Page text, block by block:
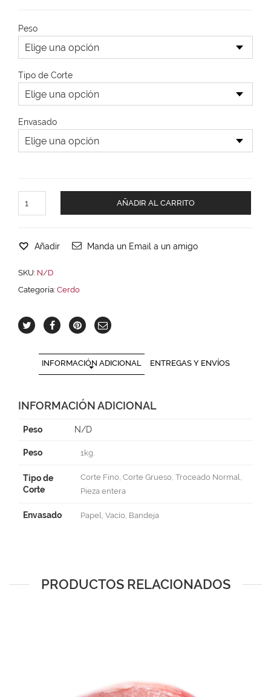
Peso
Tipo de Corte
Envasado
AÑADIR AL CARRITO
Añadir Manda un Email a un amigo
SKU: N/D
Categoría: Cerdo
INFORMACIÓN ADICIONAL ENTREGAS Y ENVÍOS
INFORMACIÓN ADICIONAL
Peso N/D
Peso 1kg.
Tipo de
Corte
Corte Fino, Corte Grueso, Troceado Normal,
Pieza entera
Envasado Papel, Vacío, Bandeja
PRODUCTOS RELACIONADOS